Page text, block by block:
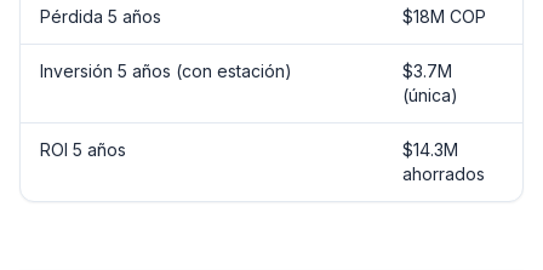
Pérdida 5 años $18M COP
Inversión 5 años (con estación)
$3.7M
(única)
ROI 5 años
$14.3M
ahorrados